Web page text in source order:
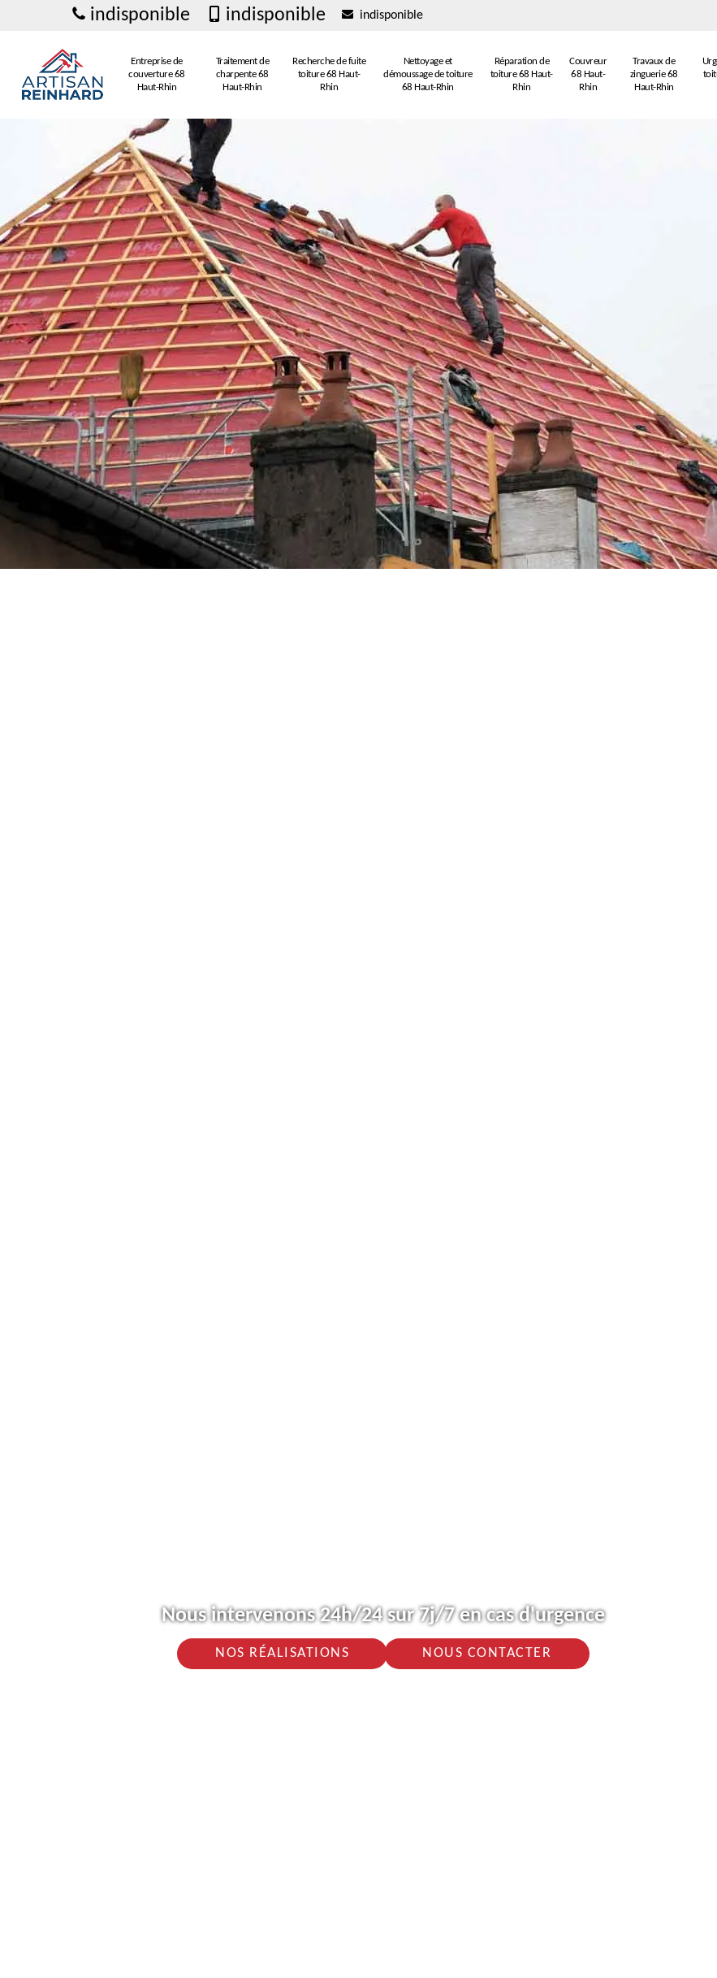
indisponible indisponible indisponible
Entreprise de
couverture 68
Haut-Rhin
Traitement de
charpente 68
Haut-Rhin
Recherche de fuite
toiture 68 Haut-
Rhin
Nettoyage et
démoussage de toiture
68 Haut-Rhin
Réparation de
toiture 68 Haut-
Rhin
Couvreur
68 Haut-
Rhin
Travaux de
zinguerie 68
Haut-Rhin
Nous intervenons 24h/24 sur 7j/7 en cas d'urgence
NOS RÉALISATIONS NOUS CONTACTER